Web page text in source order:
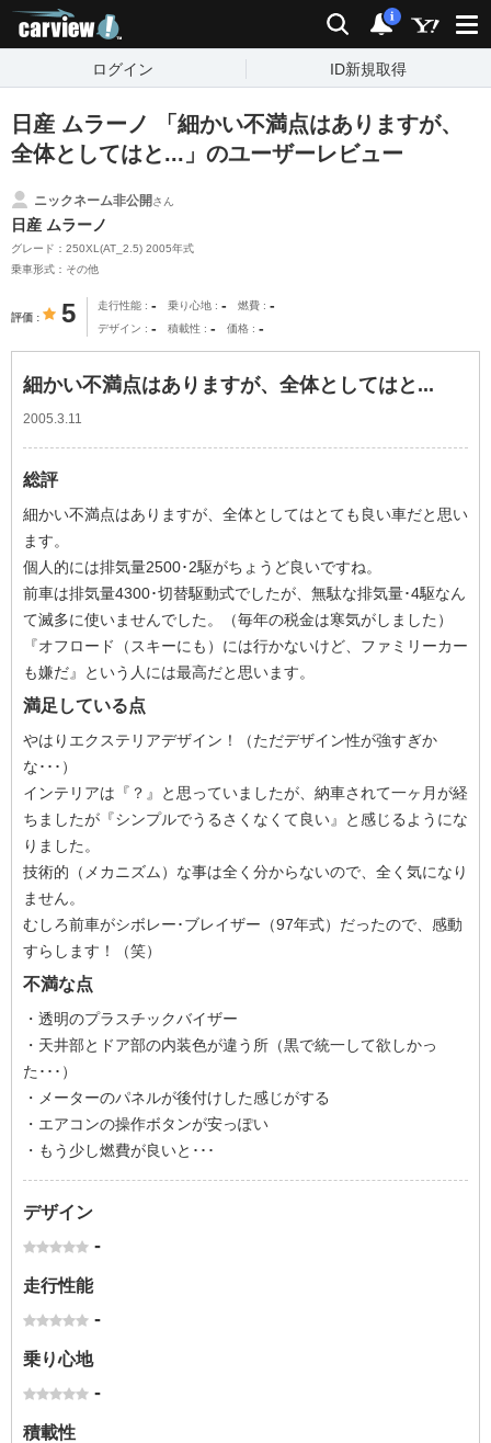
検索 通知
i
ログイン ID新規取得
日産 ムラーノ 「細かい不満点はありますが、
全体としてはと...」のユーザーレビュー
ニックネーム非公開さん
日産 ムラーノ
グレード：250XL(AT_2.5) 2005年式
乗車形式：その他
評価 5 走行性能 - 乗り心地 - 燃費 -
デザイン - 積載性 - 価格 -
細かい不満点はありますが、全体としてはと...
2005.3.11
総評
細かい不満点はありますが、全体としてはとても良い車だと思い
ます。
個人的には排気量2500･2駆がちょうど良いですね。
前車は排気量4300･切替駆動式でしたが、無駄な排気量･4駆なん
て滅多に使いませんでした。（毎年の税金は寒気がしました）
『オフロード（スキーにも）には行かないけど、ファミリーカー
も嫌だ』という人には最高だと思います。
満足している点
やはりエクステリアデザイン！（ただデザイン性が強すぎか
な･･･）
インテリアは『？』と思っていましたが、納車されて一ヶ月が経
ちましたが『シンプルでうるさくなくて良い』と感じるようにな
りました。
技術的（メカニズム）な事は全く分からないので、全く気になり
ません。
むしろ前車がシボレー･ブレイザー（97年式）だったので、感動
すらします！（笑）
不満な点
・透明のプラスチックバイザー
・天井部とドア部の内装色が違う所（黒で統一して欲しかっ
た･･･）
・メーターのパネルが後付けした感じがする
・エアコンの操作ボタンが安っぽい
・もう少し燃費が良いと･･･
デザイン
-
走行性能
-
乗り心地
-
積載性